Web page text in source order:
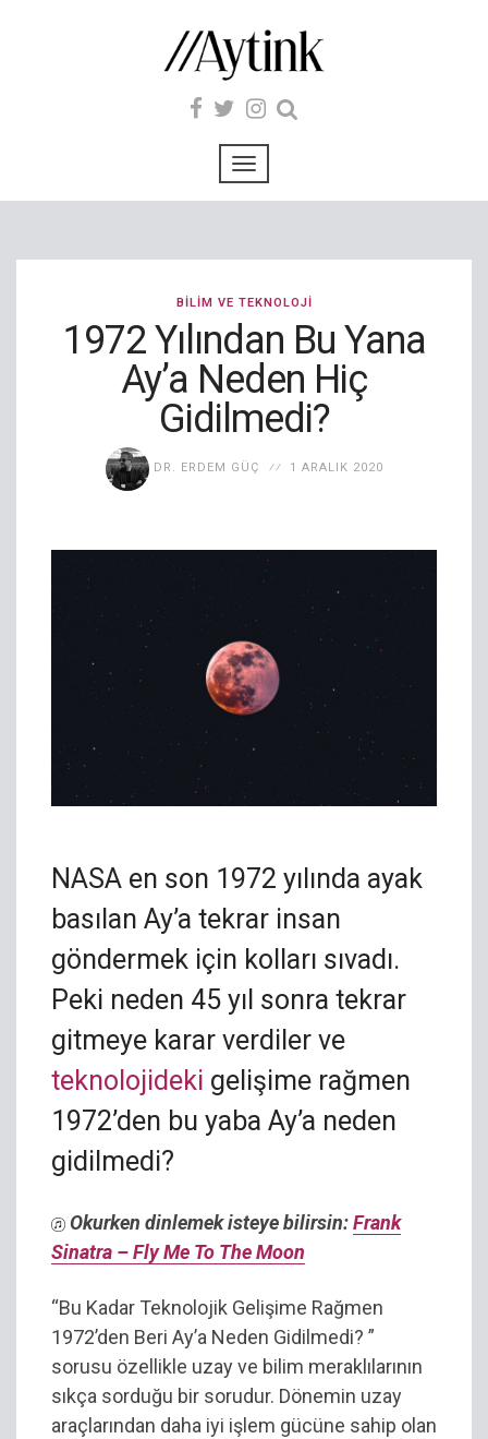
BILIM VE TEKNOLOJI
1972 Yılından Bu Yana
Ay’a Neden Hiç
Gidilmedi?
DR. ERDEM GÜÇ 1 ARALIK 2020
NASA en son 1972 yılında ayak
basılan Ay’a tekrar insan
göndermek için kolları sıvadı.
Peki neden 45 yıl sonra tekrar
gitmeye karar verdiler ve
teknolojideki gelişime rağmen
1972’den bu yaba Ay’a neden
gidilmedi?
Okurken dinlemek isteye bilirsin:Frank
Sinatra – Fly Me To The Moon
“Bu Kadar Teknolojik Gelişime Rağmen
1972’den Beri Ay’a Neden Gidilmedi? ”
sorusu özellikle uzay ve bilim meraklılarının
sıkça sorduğu bir sorudur. Dönemin uzay
araçlarından daha iyi işlem gücüne sahip olan